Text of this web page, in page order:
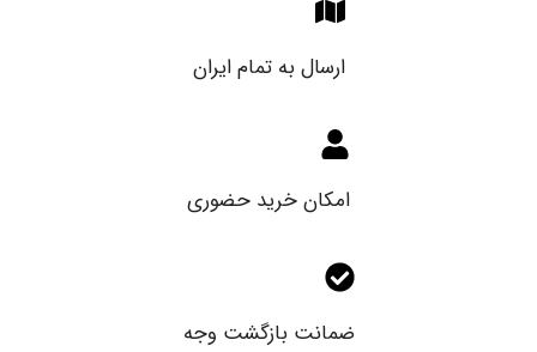
ارسال به تمام ایران
امکان خرید حضوری
ضمانت بازگشت وجه